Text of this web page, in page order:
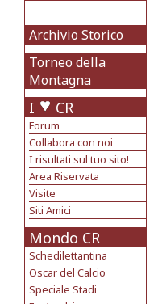
Archivio Storico
Torneo della
Montagna
I CR
Forum
Collabora con noi
I risultati sul tuo sito!
Area Riservata
Visite
Siti Amici
Mondo CR
Schedilettantina
Oscar del Calcio
Speciale Stadi